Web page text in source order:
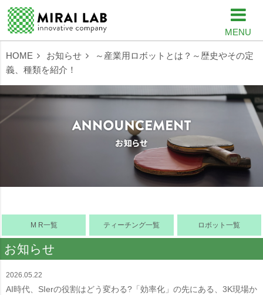
MENU
HOME お知らせ
～産業用ロボットとは？～歴史やその定
義、種類を紹介！
M R一覧 ティーチング一覧 ロボット一覧
お知らせ
2026.05.22
AI時代、SIerの役割はどう変わる?「効率化」の先にある、3K現場か